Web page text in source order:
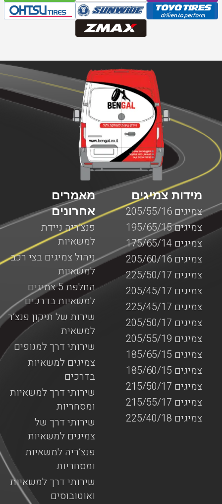
מאמרים
אחרונים
פנצ’ריה ניידת
למשאיות
ניהול צמיגים בצי רכב
למשאיות
החלפת 5 צמיגים
למשאיות בדרכים
שירות של תיקון פנצ’ר
למשאית
שירותי דרך למנופים
צמיגים למשאיות
בדרכים
שירותי דרך למשאיות
ומסחריות
שירותי דרך של
צמיגים למשאיות
פנצ’ריה למשאיות
ומסחריות
שירותי דרך למשאיות
ואוטובוסים
מידות צמיגים
צמיגים 205/55/16
צמיגים 195/65/15
צמיגים 175/65/14
צמיגים 205/60/16
צמיגים 225/50/17
צמיגים 205/45/17
צמיגים 225/45/17
צמיגים 205/50/17
צמיגים 205/55/19
צמיגים 185/65/15
צמיגים 185/60/15
צמיגים 215/50/17
צמיגים 215/55/17
צמיגים 225/40/18